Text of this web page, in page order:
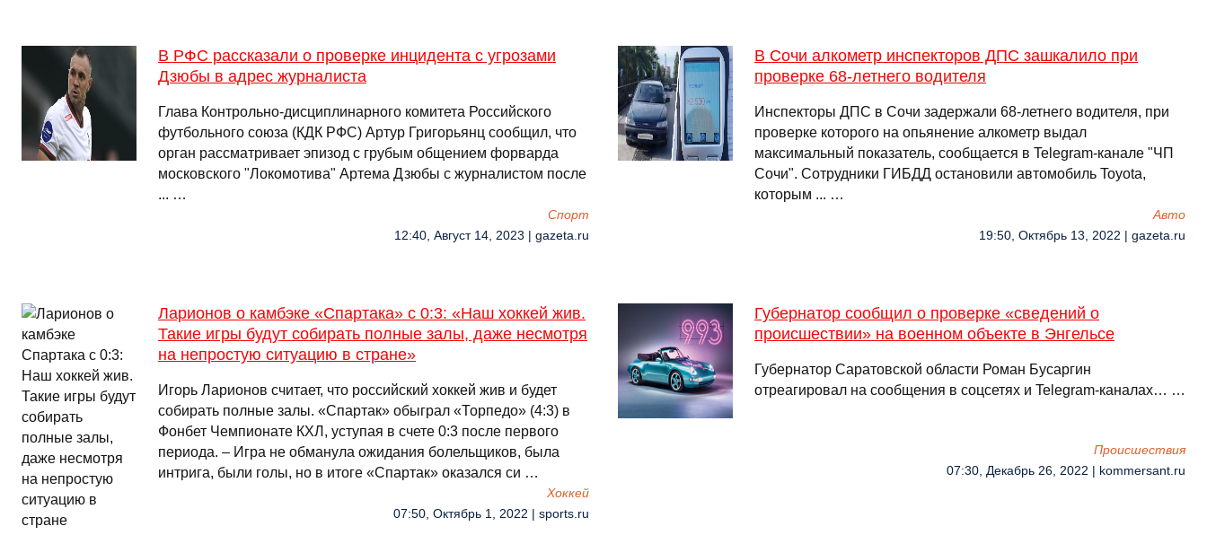
В РФС рассказали о проверке инцидента с угрозами
Дзюбы в адрес журналиста
Глава Контрольно‑дисциплинарного комитета Российского
футбольного союза (КДК РФС) Артур Григорьянц сообщил, что
орган рассматривает эпизод с грубым общением форварда
московского "Локомотива" Артема Дзюбы с журналистом после
... …
Спорт
12:40, Август 14, 2023 | gazeta.ru
В Сочи алкометр инспекторов ДПС зашкалило при
проверке 68-летнего водителя
Инспекторы ДПС в Сочи задержали 68-летнего водителя, при
проверке которого на опьянение алкометр выдал
максимальный показатель, сообщается в Telegram-канале "ЧП
Сочи". Сотрудники ГИБДД остановили автомобиль Toyota,
которым ... …
Авто
19:50, Октябрь 13, 2022 | gazeta.ru
Ларионов о камбэке «Спартака» с 0:3: «Наш хоккей жив.
Такие игры будут собирать полные залы, даже несмотря
на непростую ситуацию в стране»
Игорь Ларионов считает, что российский хоккей жив и будет
собирать полные залы. «Спартак» обыграл «Торпедо» (4:3) в
Фонбет Чемпионате КХЛ, уступая в счете 0:3 после первого
периода. – Игра не обманула ожидания болельщиков, была
интрига, были голы, но в итоге «Спартак» оказался си …
Хоккей
07:50, Октябрь 1, 2022 | sports.ru
Губернатор сообщил о проверке «сведений о
происшествии» на военном объекте в Энгельсе
Губернатор Саратовской области Роман Бусаргин
отреагировал на сообщения в соцсетях и Telegram-каналах… …
Происшествия
07:30, Декабрь 26, 2022 | kommersant.ru